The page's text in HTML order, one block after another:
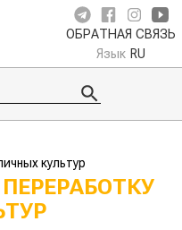
ОБРАТНАЯ СВЯЗЬ
Язык RU
культур